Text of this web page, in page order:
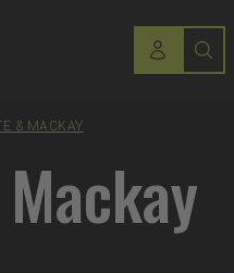
& MACKAY